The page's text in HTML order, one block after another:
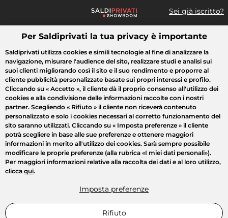
Sei già iscritto?
Cosa cerchi?
Tutte le vendite Moda Casa Bellezza Elettrodomestici
Per Saldiprivati la tua privacy è importante
Saldiprivati utilizza cookies e simili tecnologie al fine di analizzare la
navigazione, misurare l'audience del sito, realizzare studi e analisi sui
suoi clienti migliorando così il sito e il suo rendimento e proporre al
cliente pubblicità personalizzate basate sui propri interessi e profilo.
Cliccando su « Accetto », il cliente dà il proprio consenso all'utilizzo dei
cookies e alla condivisione delle informazioni raccolte con i nostri
partner. Scegliendo « Rifiuto » il cliente non riceverà contenuto
personalizzato e solo i cookies necessari al corretto funzionamento del
sito saranno utilizzati. Cliccando su « Imposta preferenze » il cliente
potrà scegliere in base alle sue preferenze e ottenere maggiori
informazioni in merito all'utilizzo dei cookies. Sarà sempre possibile
modificare le proprie preferenze (alla rubrica «I miei dati personali»).
Per maggiori informazioni relative alla raccolta dei dati e al loro utilizzo,
clicca qui.
Imposta preferenze
Rifiuto